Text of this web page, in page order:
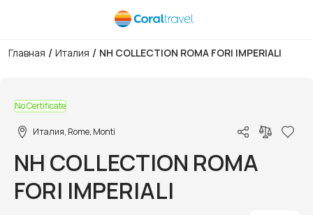
Главная / Италия / NH COLLECTION ROMA FORI IMPERIALI
No Certificate
Италия, Rome, Monti
NH COLLECTION ROMA
FORI IMPERIALI